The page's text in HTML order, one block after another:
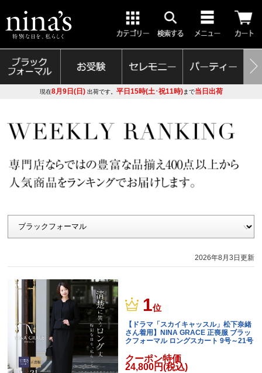
現在8月9日(日)出荷です。 平日15時(土･祝11時)まで当日出荷
2026年8月3日更新
1位
【ドラマ「スカイキャッスル」松下奈緒
さん着用】NINA GRACE 正喪服 ブラッ
クフォーマル ロングスカート 9号～21号
クーポン特価
24,800円(税込)